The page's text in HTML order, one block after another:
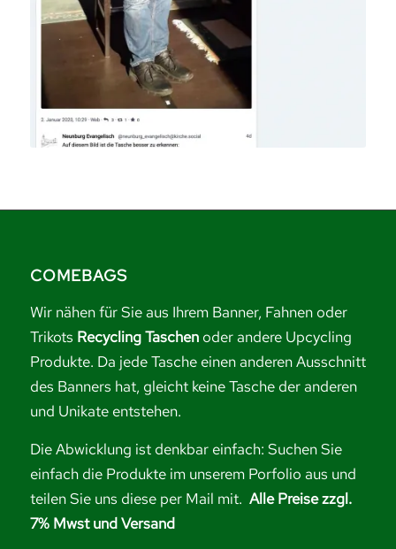
COMEBAGS
Wir nähen für Sie aus Ihrem Banner, Fahnen oder
Trikots Recycling Taschenoder andere Upcycling
Produkte. Da jede Tasche einen anderen Ausschnitt
des Banners hat, gleicht keine Tasche der anderen
und Unikate entstehen.
Die Abwicklung ist denkbar einfach: Suchen Sie
einfach die Produkte im unserem Porfolio aus und
teilen Sie uns diese per Mail mit. Alle Preise zzgl.
7% Mwst und Versand